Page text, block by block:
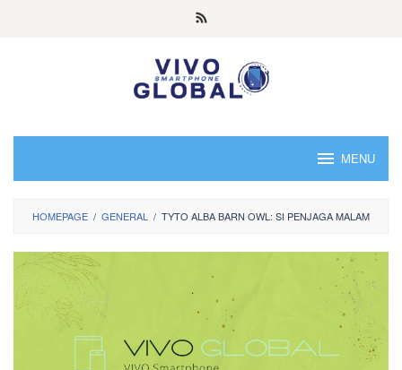
MENU
HOMEPAGE / GENERAL / TYTO ALBA BARN OWL: SI PENJAGA MALAM